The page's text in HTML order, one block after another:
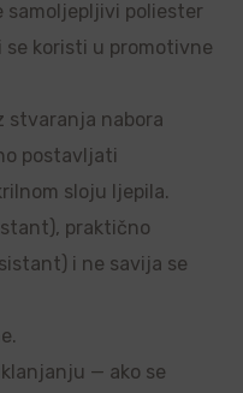
samoljepljivi poliester
koristi u promotivne
stvaranja nabora
postavljati
sloju ljepila.
praktično
i ne savija se
— ako se